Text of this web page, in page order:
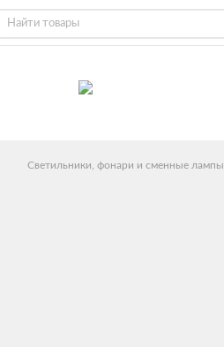
Светильники, фонари и сменные лампы